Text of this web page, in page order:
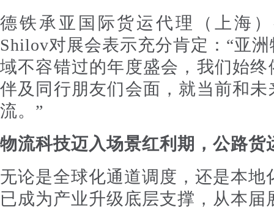
德铁承亚国际货运代理（上海
Shilov对展会表示充分肯定：“亚
域不容错过的年度盛会，我们始
伴及同行朋友们会面，就当前和
流。”
物流科技迈入场景红利期，公路货
无论是全球化通道调度，还是本
已成为产业升级底层支撑，从本